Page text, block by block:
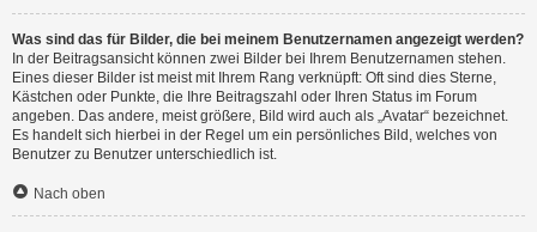
Was sind das für Bilder, die bei meinem Benutzernamen angezeigt werden?
In der Beitragsansicht können zwei Bilder bei Ihrem Benutzernamen stehen.
Eines dieser Bilder ist meist mit Ihrem Rang verknüpft: Oft sind dies Sterne,
Kästchen oder Punkte, die Ihre Beitragszahl oder Ihren Status im Forum
angeben. Das andere, meist größere, Bild wird auch als „Avatar“ bezeichnet.
Es handelt sich hierbei in der Regel um ein persönliches Bild, welches von
Benutzer zu Benutzer unterschiedlich ist.
Nach oben